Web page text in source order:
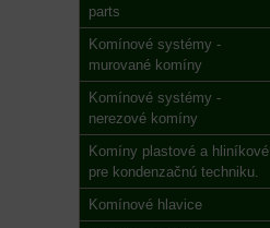
parts
Komínové systémy -
murované komíny
Komínové systémy -
nerezové komíny
Komíny plastové a hliníkové
pre kondenzačnú techniku.
Komínové hlavice